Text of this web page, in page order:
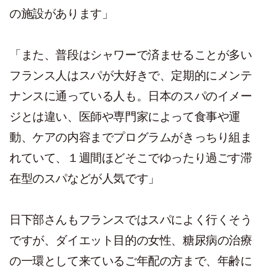
の施設があります」
「また、普段はシャワーで済ませることが多い
フランス人はスパが大好きで、定期的にメンテ
ナンスに通っている人も。日本のスパのイメー
ジとは違い、医師や専門家によって食事や運
動、ケアの内容までプログラムがきっちり組ま
れていて、１週間ほどそこでゆったり過ごす滞
在型のスパなどが人気です」
日下部さんもフランスではスパによく行くそう
ですが、ダイエット目的の女性、糖尿病の治療
の一環として来ているご年配の方まで、年齢に